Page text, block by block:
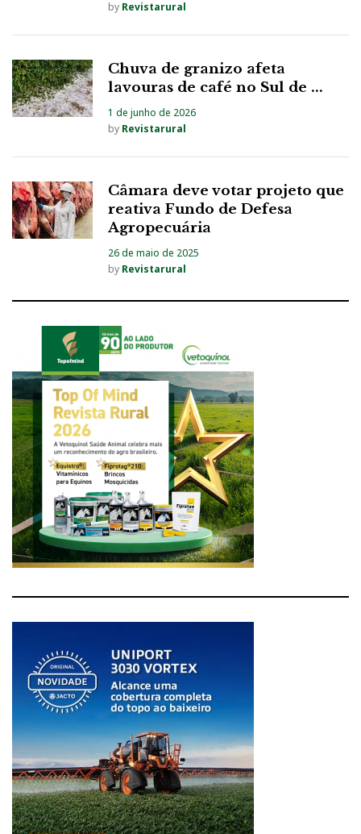
by Revistarural
Chuva de granizo afeta
lavouras de café no Sul de ...
1 de junho de 2026
by Revistarural
Câmara deve votar projeto que
reativa Fundo de Defesa
Agropecuária
26 de maio de 2025
by Revistarural